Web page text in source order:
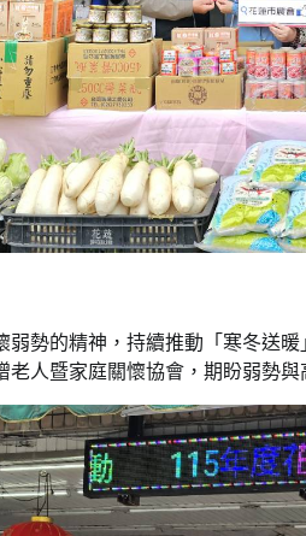
勢的精神，持續推動「寒冬送
人暨家庭關懷協會，期盼弱勢與